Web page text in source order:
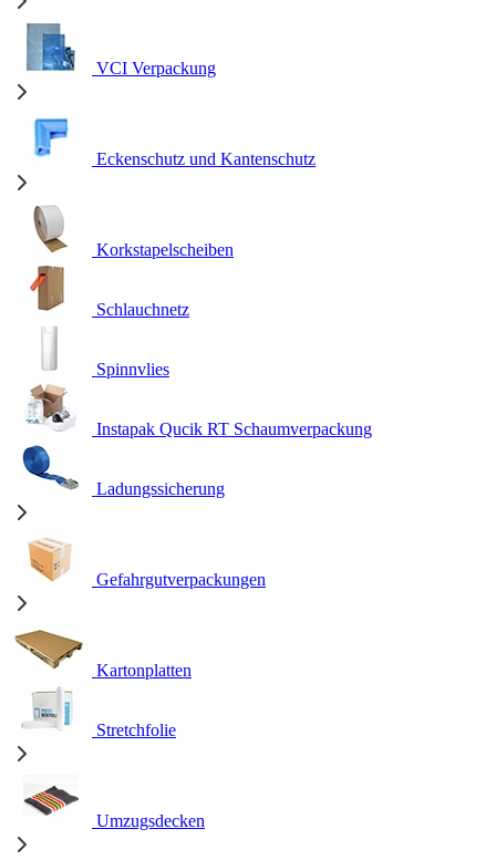
VCI Verpackung
Eckenschutz und Kantenschutz
Korkstapelscheiben
Schlauchnetz
Spinnvlies
Instapak Qucik RT Schaumverpackung
Ladungssicherung
Gefahrgutverpackungen
Kartonplatten
Stretchfolie
Umzugsdecken